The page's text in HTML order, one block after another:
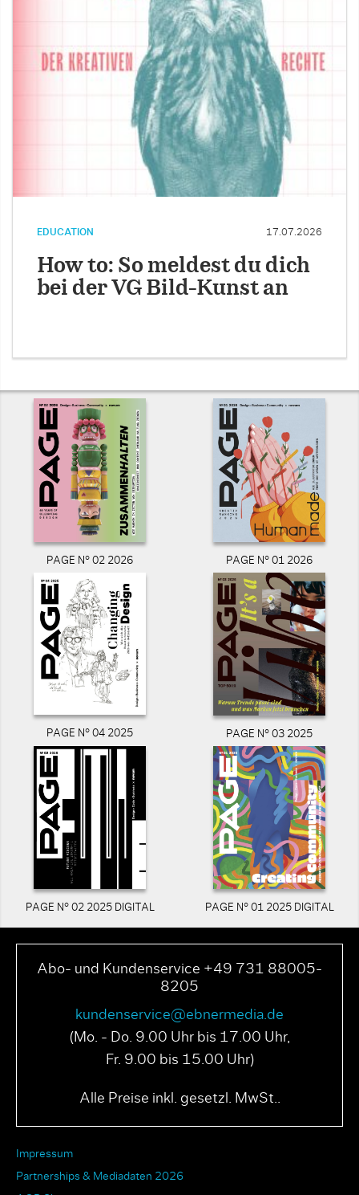
EDUCATION 17.07.2026
How to: So meldest du dich
bei der VG Bild-Kunst an
PAGE N° 02 2026 PAGE N° 01 2026
PAGE N° 04 2025 PAGE N° 03 2025
PAGE N° 02 2025 DIGITAL PAGE N° 01 2025 DIGITAL
Abo- und Kundenservice +49 731 88005-
8205
kundenservice@ebnermedia.de
(Mo. - Do. 9.00 Uhr bis 17.00 Uhr,
Fr. 9.00 bis 15.00 Uhr)
Alle Preise inkl. gesetzl. MwSt..
Impressum
Partnerships & Mediadaten 2026